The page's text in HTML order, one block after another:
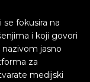
se fokusira na
i koji govori
jasno
za
medijski